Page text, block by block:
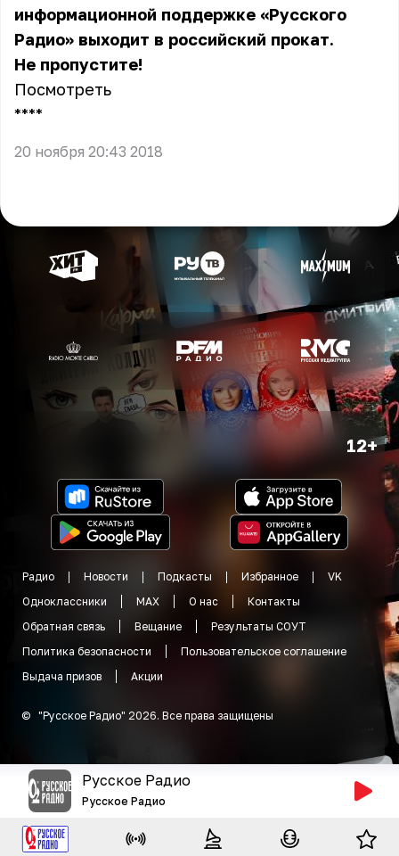
информационной поддержке «Русского
Радио» выходит в российский прокат.
Не пропустите!
Посмотреть
** **
20 ноября 20:43 2018
12+
Радио Новости Подкасты Избранное
VK
Одноклассники
MAX О нас
Контакты
Обратная связь
Вещание
Результаты СОУТ
Политика безопасности
Пользовательское соглашение
Выдача призов
Акции
© "Русское Радио" 2026. Все права защищены
Русское Радио
Русское Радио